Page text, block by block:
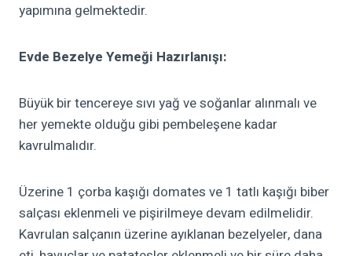
yapımına gelmektedir.
Evde Bezelye Yemeği Hazırlanışı:
Büyük bir tencereye sıvı yağ ve soğanlar alınmalı ve
her yemekte olduğu gibi pembeleşene kadar
kavrulmalıdır.
Üzerine 1 çorba kaşığı domates ve 1 tatlı kaşığı biber
salçası eklenmeli ve pişirilmeye devam edilmelidir.
Kavrulan salçanın üzerine ayıklanan bezelyeler, dana